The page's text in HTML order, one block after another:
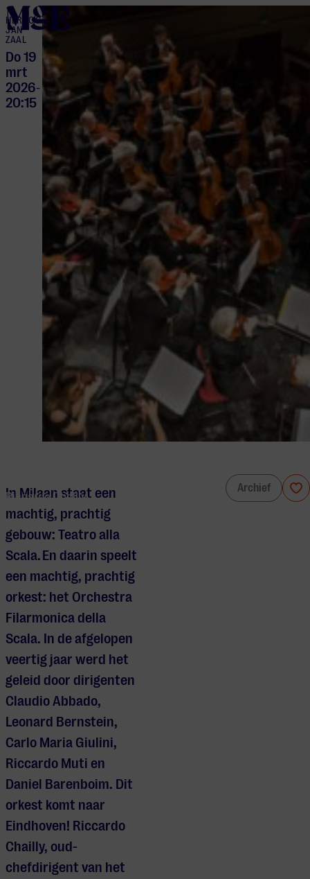
HERTOG
JAN
ZAAL
Do 19
mrt
2026-
20:15
Riccardo Chailly
Archief
In Milaan staat een
machtig, prachtig
gebouw: Teatroalla
Scala.En daarin speelt
een machtig, prachtig
orkest: het Orchestra
Filarmonica della
Scala. In de afgelopen
veertig jaar werd het
geleid door dirigenten
ClaudioAbbado,
Leonard Bernstein,
Carlo Maria Giulini,
Riccardo Muti en
Daniel Barenboim. Dit
orkest komt naar
Eindhoven! Riccardo
Chailly, oud-
chefdirigent van het